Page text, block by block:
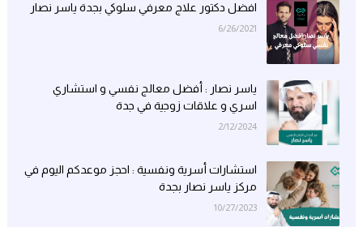
افضل دكتور علاج معرفي سلوكي بجدة ياسر نصار
6/26/2021
ياسر نصار : أفضل معالج نفسي و استشاري
اسري و علاقات زوجية في جدة
2/12/2024
استشارات أسرية ونفسية : احجز موعدكم اليوم في
مركز ياسر نصار بجدة
10/27/2023